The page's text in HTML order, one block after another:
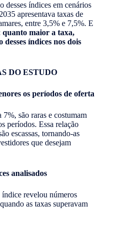
desses índices em cenários
apresentava taxas de
entre 3,5% e 7,5%. E
quanto maior a taxa,
índices nos dois
DO ESTUDO
os períodos de oferta
7%, são raras e costumam
períodos. Essa relação
escassas, tornando-as
que desejam
analisados
índice revelou números
as taxas superavam